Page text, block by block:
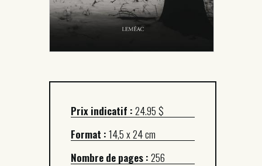
Prix indicatif :24.95 $
Format :14,5 x 24 cm
Nombre de pages :256